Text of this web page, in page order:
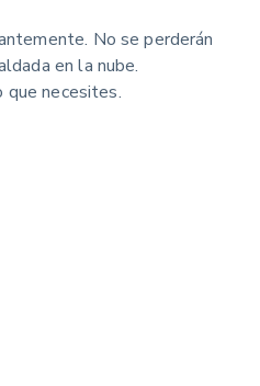
No se perderán
en la nube.
que necesites.